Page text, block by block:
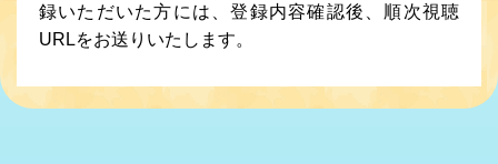
録いただいた方には、登録内容確認後、順次視聴
URLをお送りいたします。